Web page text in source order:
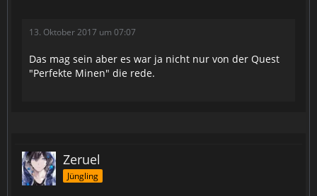
13. Oktober 2017 um 07:07
Das mag sein aber es war ja nicht nur von der Quest
"Perfekte Minen" die rede.
Zeruel
Jüngling